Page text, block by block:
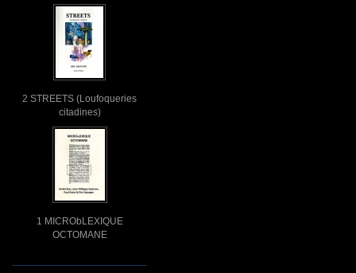
2 STREETS (Loufoqueries
citadines)
1 MICRObLEXIQUE
OCTOMANE